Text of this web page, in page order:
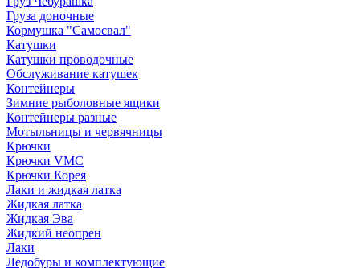
Груза доночные
Кормушка "Самосвал"
Катушки
Катушки проводочные
Обслуживание катушек
Контейнеры
Зимние рыболовные ящики
Контейнеры разные
Мотыльницы и червячницы
Крючки
Крючки VMC
Крючки Корея
Лаки и жидкая латка
Жидкая латка
Жидкая Эва
Жидкий неопрен
Лаки
Ледобуры и комплектующие